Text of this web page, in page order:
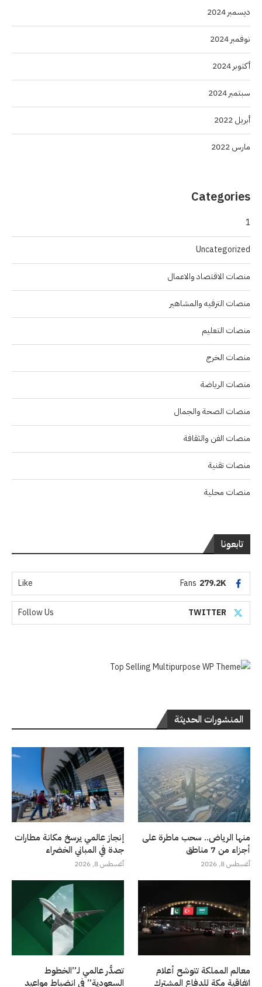
ديسمبر 2024
نوفمبر 2024
أكتوبر 2024
سبتمبر 2024
أبريل 2022
مارس 2022
Categories
1
Uncategorized
منصات الاقتصاد والاعمال
منصات الترفيه والمشاهير
منصات التعليم
منصات الخرج
منصات الرياضة
منصات الصحة والجمال
منصات الفن والثقافة
منصات تقنية
منصات محلية
تابعونا
279.2K
Fans
Like
TWITTER
Follow Us
المنشورات الحديثة
منها الرياض.. سحب ماطرة على
أجزاء من 7 مناطق
أغسطس 8, 2026
إنجاز عالمي يرسخ مكانة مطارات
جدة في المباني الخضراء
أغسطس 8, 2026
معالم المملكة تتوشح أعلام
اتفاقية مكة للدفاع المشترك
تصدُّر عالمي لـ”الخطوط
السعودية” في انضباط مواعيد